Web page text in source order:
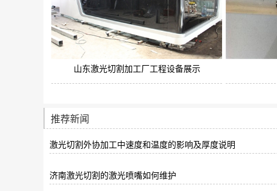
山东激光切割加工厂工程设备展示
推荐新闻
激光切割外协加工中速度和温度的影响及厚度说明
济南激光切割的激光喷嘴如何维护